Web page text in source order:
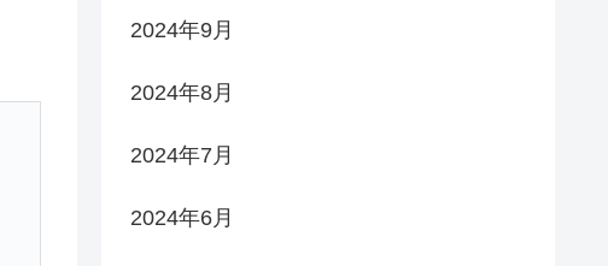
2024年9月
2024年8月
2024年7月
2024年6月